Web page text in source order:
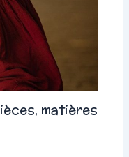
matières